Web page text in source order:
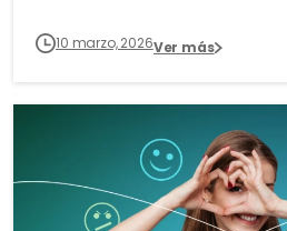
10 marzo, 2026Ver más